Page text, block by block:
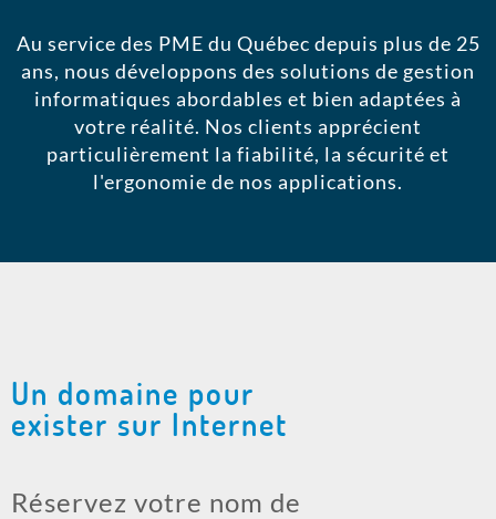
Au service des PME du Québec depuis plus de 25
ans, nous développons des solutions de gestion
informatiques abordables et bien adaptées à
votre réalité. Nos clients apprécient
particulièrement la fiabilité, la sécurité et
l'ergonomie de nos applications.
Un domaine pour
exister sur Internet
Réservez votre nom de